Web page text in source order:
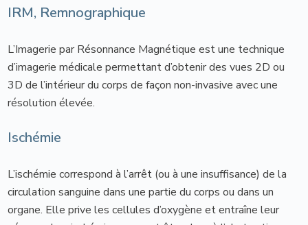
IRM, Remnographique
L’Imagerie par Résonnance Magnétique est une technique
d’imagerie médicale permettant d’obtenir des vues 2D ou
3D de l’intérieur du corps de façon non-invasive avec une
résolution élevée.
Ischémie
L’ischémie correspond à l’arrêt (ou à une insuffisance) de la
circulation sanguine dans une partie du corps ou dans un
organe. Elle prive les cellules d’oxygène et entraîne leur